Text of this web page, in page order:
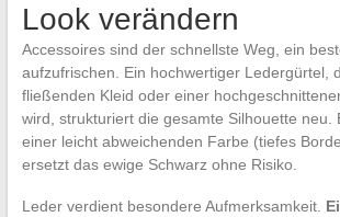
Look verändern
Accessoires sind der schnellste Weg, ein
aufzufrischen. Ein hochwertiger Ledergürtel,
fließenden Kleid oder einer
wird, strukturiert die gesamte Silhouette neu.
einer leicht abweichenden Farbe (tiefes
ersetzt das ewige Schwarz ohne Risiko.
Leder verdient besondere Aufmerksamkeit.